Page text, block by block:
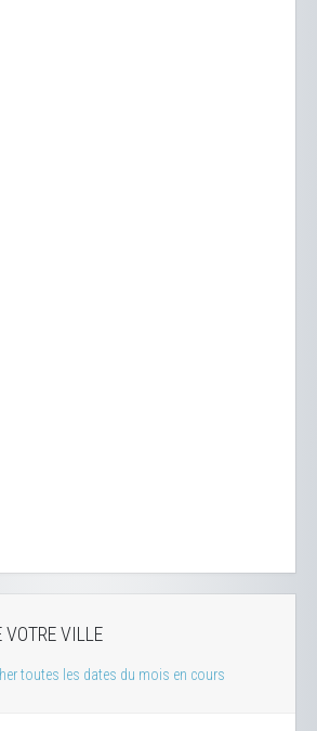
VOTRE VILLE
toutes les dates du mois en cours